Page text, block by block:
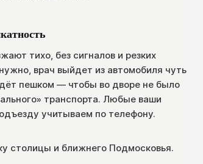
тихо, без сигналов и резких
врач выйдет из автомобиля чуть
пешком — чтобы во дворе не было
транспорта. Любые ваши
учитываем по телефону.
столицы и ближнего Подмосковья.